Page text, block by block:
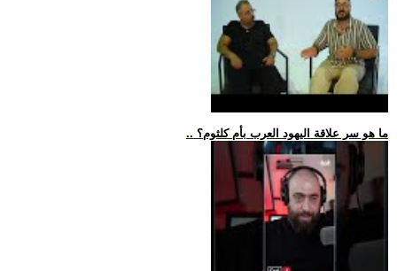
.. ما هو سر علاقة اليهود العرب بأم كلثوم؟